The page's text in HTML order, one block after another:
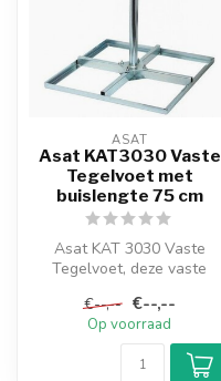
ASAT
Asat KAT3030 Vaste
Tegelvoet met
buislengte 75 cm
Asat KAT 3030 Vaste
Tegelvoet, deze vaste
met behulp ...
€--,-- €--,--
Op voorraad